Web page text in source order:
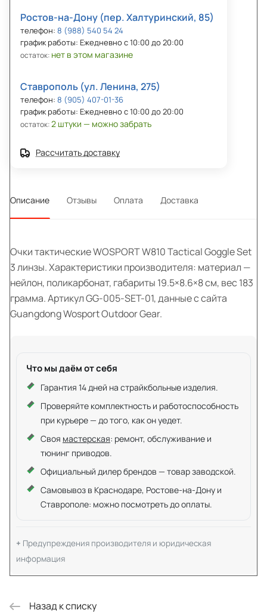
Ростов-на-Дону (пер. Халтуринский, 85)
телефон: 8 (988) 540 54 24
график работы: Ежедневно с 10:00 до 20:00
остаток: нет в этом магазине
Ставрополь (ул. Ленина, 275)
телефон: 8 (905) 407-01-36
график работы: Ежедневно с 10:00 до 20:00
остаток:2 штуки — можно забрать
Рассчитать доставку
Описание Отзывы Оплата Доставка
Очки тактические WOSPORT W810 Tactical Goggle Set
3 линзы. Характеристики производителя: материал —
нейлон, поликарбонат, габариты 19.5×8.6×8 см, вес 183
грамма. Артикул GG-005-SET-01, данные с сайта
Guangdong Wosport Outdoor Gear.
Что мы даём от себя
Гарантия 14 дней на страйкбольные изделия.
Проверяйте комплектность и работоспособность
при курьере — до того, как он уедет.
Своя мастерская: ремонт, обслуживание и
тюнинг приводов.
Официальный дилер брендов — товар заводской.
Самовывоз в Краснодаре, Ростове-на-Дону и
Ставрополе: можно посмотреть до оплаты.
Предупреждения производителя и юридическая
информация
Назад к списку